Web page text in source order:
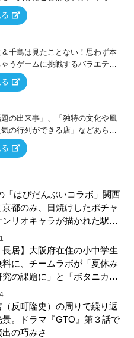
「はぴだんぶいコラボ」関西
都のみ、日焼けしたポチャ
ンリオキャラが描かれた駅弁
登場
居】大阪府在住の小中学生
に、チームラボが「夏休み
の課題に」と「ボタニカル
大阪」へ招待
（反町隆史）の周りで繰り返
景。ドラマ『GTO』第３話で
の巧みさ
る！…ハズ」という“机上の空
人らがカラダを張って挑む！
＆千鳥は見たことない！思わず本
うゲームに挑戦するバラエティ
の出来事」、「独特の文化や風
の行列ができる店」などあらゆ
いて好き放題にちゃちゃを入れ
を前面に押し出したトークバラ